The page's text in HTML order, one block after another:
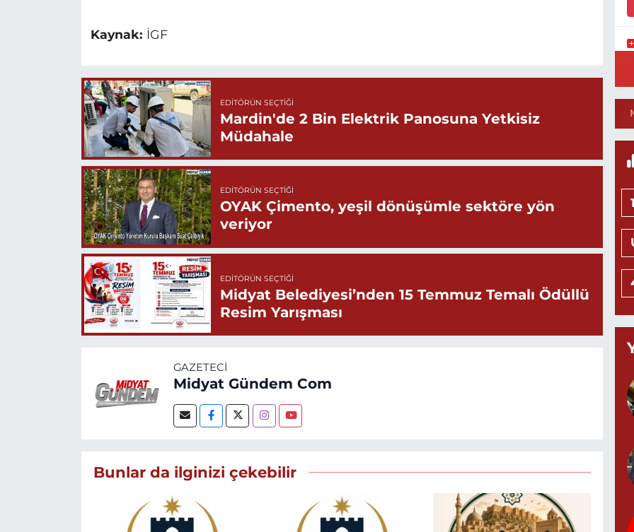
Kaynak: İGF
EDITÖRÜN SEÇTIĞI
Mardin'de 2 Bin Elektrik Panosuna Yetkisiz
Müdahale
EDITÖRÜN SEÇTIĞI
OYAK Çimento, yeşil dönüşümle sektöre yön
veriyor
EDITÖRÜN SEÇTIĞI
Midyat Belediyesi’nden 15 Temmuz Temalı Ödüllü
Resim Yarışması
GAZETECI
Midyat Gündem Com
Bunlar da ilginizi çekebilir